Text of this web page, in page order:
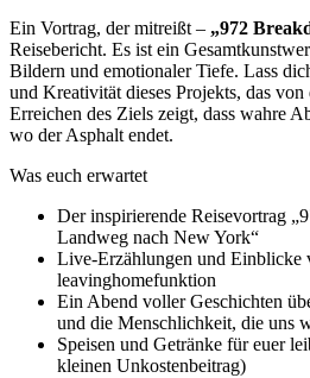
Ein Vortrag, der mitreißt – „972
Reisebericht. Es ist ein
Bildern und emotionaler Tiefe. Lass
und Kreativität dieses Projekts, das von
Erreichen des Ziels zeigt, dass wahre
wo der Asphalt endet.
Was euch erwartet
Der inspirierende Reisevortrag
Landweg nach New York“
Live-Erzählungen und Einblicke
leavinghomefunktion
Ein Abend voller Geschichten
und die Menschlichkeit, die uns
Speisen und Getränke für euer
kleinen Unkostenbeitrag)